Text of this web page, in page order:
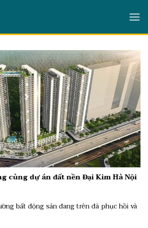
cùng dự án đất nền Đại Kim Hà Nội
bất động sản đang trên đà phục hồi và